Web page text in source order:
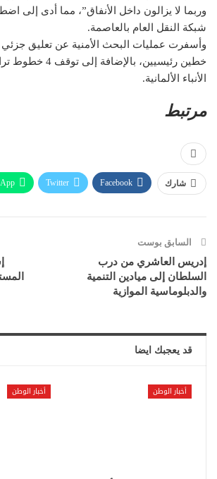
وربما لا يزالون داخل الأنفاق”، مما أدى إلى
شبكة النقل العام بالعاصمة.
وأسفرت عمليات البحث الأمنية عن تعليق
خطين رئيسيين،
الأنباء الألمانية.
مرتبط
شارك Facebook
Twitter
السابق بوست
إدريس العاشري من درب
السلطان إلى ميادين التنمية
والدبلوماسية الموازية
قد يعجبك ايضا
أخبار الوطن أخبار الوطن